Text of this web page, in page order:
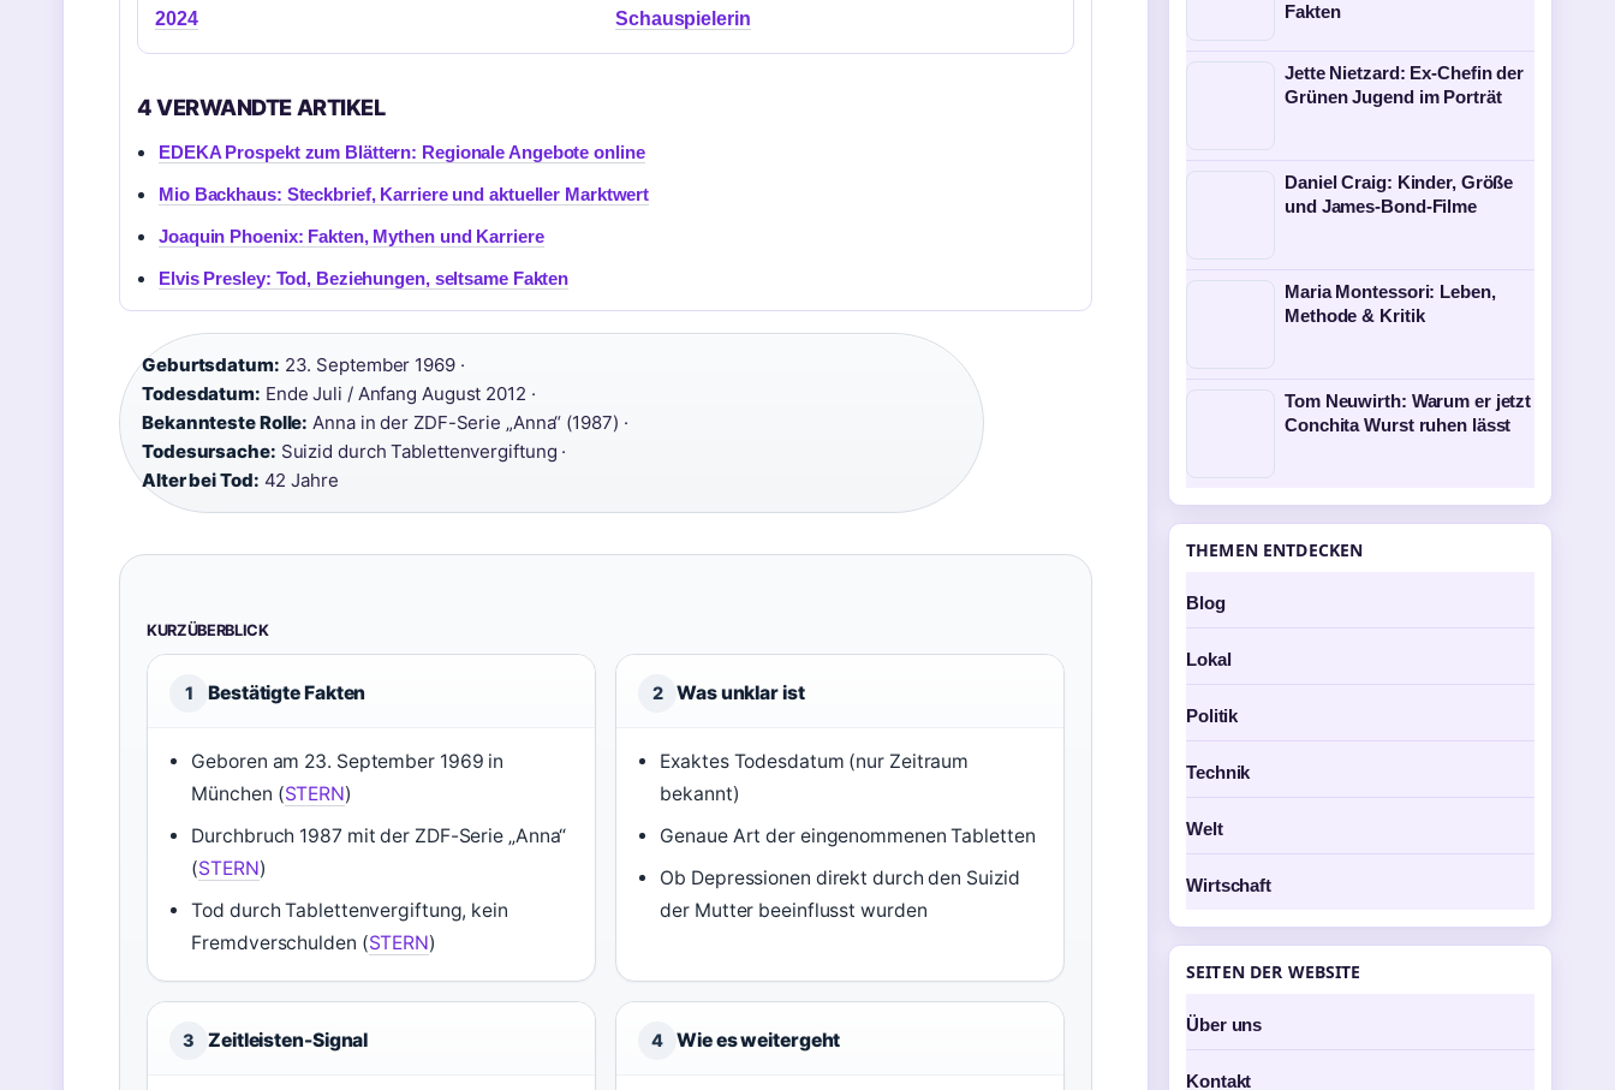
2024
Schauspielerin
4 VERWANDTE ARTIKEL
EDEKA Prospekt zum Blättern: Regionale Angebote online
Mio Backhaus: Steckbrief, Karriere und aktueller Marktwert
Joaquin Phoenix: Fakten, Mythen und Karriere
Elvis Presley: Tod, Beziehungen, seltsame Fakten
Geburtsdatum: 23. September 1969 ·
Todesdatum: Ende Juli / Anfang August 2012 ·
Bekannteste Rolle: Anna in der ZDF-Serie „Anna“ (1987) ·
Todesursache: Suizid durch Tablettenvergiftung ·
Alter bei Tod: 42 Jahre
KURZÜBERBLICK
1 Bestätigte Fakten
Geboren am 23. September 1969 in
München (STERN)
Durchbruch 1987 mit der ZDF-Serie „Anna“
(STERN)
Tod durch Tablettenvergiftung, kein
Fremdverschulden (STERN)
2 Was unklar ist
Exaktes Todesdatum (nur Zeitraum
bekannt)
Genaue Art der eingenommenen Tabletten
Ob Depressionen direkt durch den Suizid
der Mutter beeinflusst wurden
3 Zeitleisten-Signal 4 Wie es weitergeht
Fakten
Jette Nietzard: Ex-Chefin der
Grünen Jugend im Porträt
Daniel Craig: Kinder, Größe
und James-Bond-Filme
Maria Montessori: Leben,
Methode & Kritik
Tom Neuwirth: Warum er jetzt
Conchita Wurst ruhen lässt
THEMEN ENTDECKEN
Blog
Lokal
Politik
Technik
Welt
Wirtschaft
SEITEN DER WEBSITE
Über uns
Kontakt